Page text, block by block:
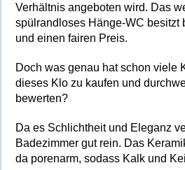
Verhältnis angeboten wird. Das
spülrandloses Hänge-WC besitzt
und einen fairen Preis.
Doch was genau hat schon viele
dieses Klo zu kaufen und
bewerten?
Da es Schlichtheit und Eleganz
Badezimmer gut rein. Das
da porenarm, sodass Kalk und